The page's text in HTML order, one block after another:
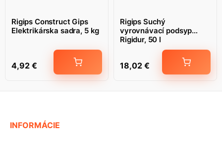
Rigips Construct Gips
Elektrikárska sadra, 5 kg
4,92 €
Rigips Suchý
vyrovnávací podsyp
Rigidur, 50 l
18,02 €
INFORMÁCIE